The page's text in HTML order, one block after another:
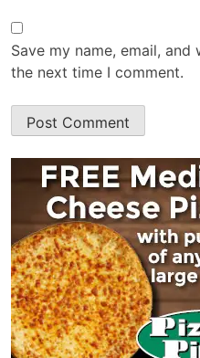
Save my name, email,
the next time I comment.